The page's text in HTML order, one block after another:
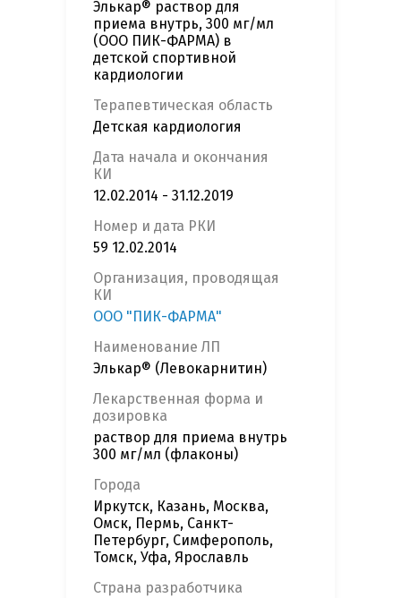
Элькар® раствор для
приема внутрь, 300 мг/мл
(ООО ПИК-ФАРМА) в
детской спортивной
кардиологии
Терапевтическая область
Детская кардиология
Дата начала и окончания
КИ
12.02.2014 - 31.12.2019
Номер и дата РКИ
59 12.02.2014
Организация, проводящая
КИ
ООО "ПИК-ФАРМА"
Наименование ЛП
Элькар® (Левокарнитин)
Лекарственная форма и
дозировка
раствор для приема внутрь
300 мг/мл (флаконы)
Города
Иркутск, Казань, Москва,
Омск, Пермь, Санкт-
Петербург, Симферополь,
Томск, Уфа, Ярославль
Страна разработчика